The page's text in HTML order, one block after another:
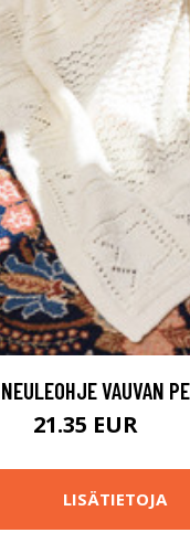
NEULEOHJE VAUVAN
21.35 EUR
LISÄTIETOJA